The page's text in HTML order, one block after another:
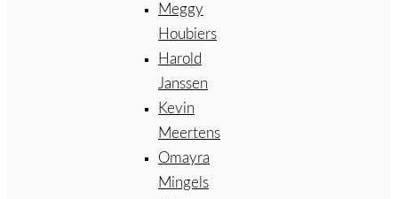
Meggy
Houbiers
Harold
Janssen
Kevin
Meertens
Omayra
Mingels